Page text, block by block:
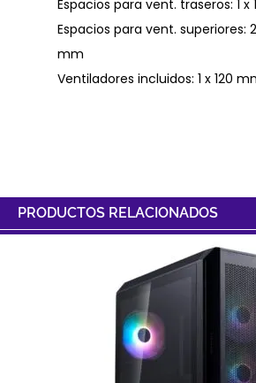
Espacios para vent. traseros: 1 x
Espacios para vent. superiores: 2
mm
Ventiladores incluidos: 1 x 120
PRODUCTOS RELACIONADOS